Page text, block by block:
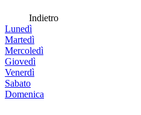
Indietro
Lunedì
Martedì
Mercoledì
Giovedì
Venerdì
Sabato
Domenica